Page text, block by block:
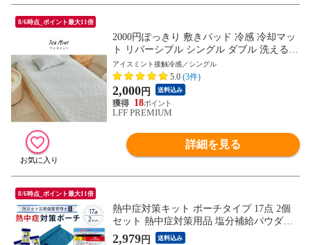
8/6時点_ポイント最大11倍
2000円ぽっきり 敷きパッド 冷感 冷却マッ
ト リバーシブル シングル ダブル 洗える
抗菌 制菌 防臭 ひんやりマット ベッドパッ
ド 冷感マット 冷感敷きパッド 夏用 ひんや
り 接触冷感 クール 涼感 涼しい 冷感寝具
涼感寝具 暑さ対策
アイスミント接触冷感／シングル
5.0 (3件)
2,000円 送料込み
18
LFF PREMIUM
詳細を見る
8/6時点_ポイント最大11倍
熱中症対策キット ポーチタイプ 17点 2個
セット 熱中症対策用品 塩分補給パウダー
暑さ対策 熱中症対策グッズ 持ち運び 工事
2,979円 送料込み